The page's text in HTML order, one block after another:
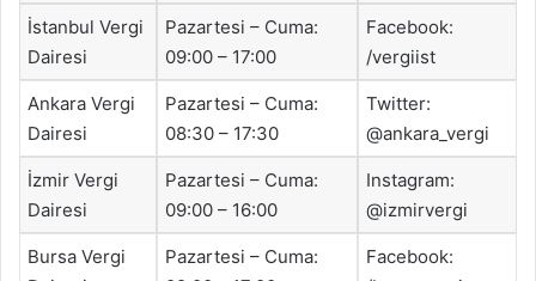
İstanbul Vergi
Dairesi
Pazartesi – Cuma:
09:00 – 17:00
Facebook:
/vergiist
Ankara Vergi
Dairesi
Pazartesi – Cuma:
08:30 – 17:30
Twitter:
@ankara_vergi
İzmir Vergi
Dairesi
Pazartesi – Cuma:
09:00 – 16:00
Instagram:
@izmirvergi
Bursa Vergi
Pazartesi – Cuma:
Facebook: